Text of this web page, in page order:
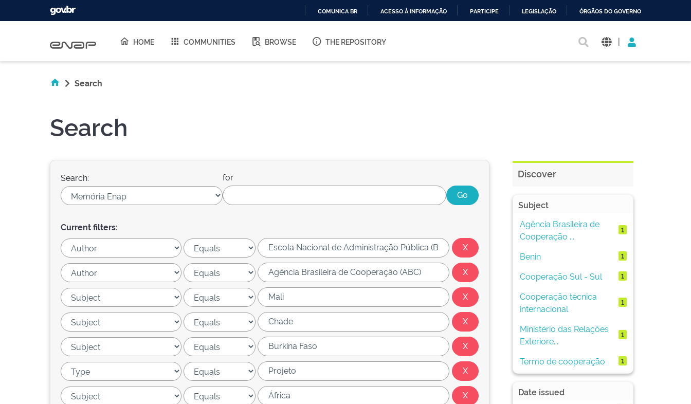
O
COMUNICA BR ACESSO À INFORMAÇÃO PARTICIPE LEGISLAÇÃO ÓRGÃOS DO GOVERNO
HOME COMMUNITIES BROWSE THE REPOSITORY |
Search
Search
Search: for
Current filters:
Discover
Subject
Agência Brasileira de
Cooperação ...
1
Benin 1
Cooperação Sul - Sul 1
Cooperação técnica
internacional
1
Ministério das Relações
Exteriore...
1
Termo de cooperação 1
Date issued